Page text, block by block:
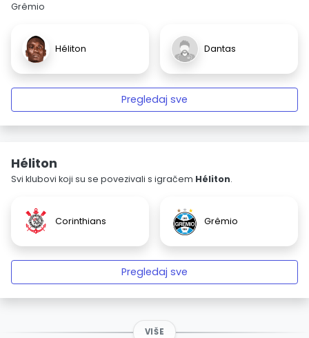
Grêmio
Héliton Dantas
Pregledaj sve
Héliton
Svi klubovi koji su se povezivali s igračem Héliton.
Corinthians Grêmio
Pregledaj sve
VIŠE